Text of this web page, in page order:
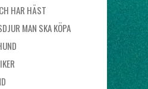
HAR HÄST
MAN SKA KÖPA